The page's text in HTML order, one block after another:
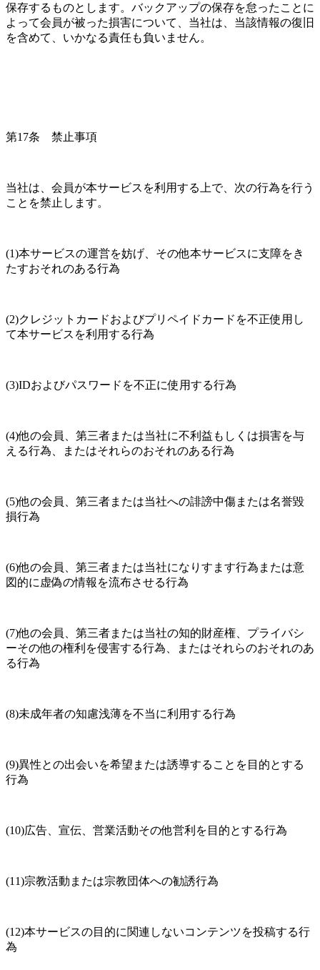
保存するものとします。バックアップの保存を怠ったことに
よって会員が被った損害について、当社は、当該情報の復旧
を含めて、いかなる責任も負いません。
第17条　禁止事項
当社は、会員が本サービスを利用する上で、次の行為を行う
ことを禁止します。
(1)本サービスの運営を妨げ、その他本サービスに支障をき
たすおそれのある行為
(2)クレジットカードおよびプリペイドカードを不正使用し
て本サービスを利用する行為
(3)IDおよびパスワードを不正に使用する行為
(4)他の会員、第三者または当社に不利益もしくは損害を与
える行為、またはそれらのおそれのある行為
(5)他の会員、第三者または当社への誹謗中傷または名誉毀
損行為
(6)他の会員、第三者または当社になりすます行為または意
図的に虚偽の情報を流布させる行為
(7)他の会員、第三者または当社の知的財産権、プライバシ
ーその他の権利を侵害する行為、またはそれらのおそれのあ
る行為
(8)未成年者の知慮浅薄を不当に利用する行為
(9)異性との出会いを希望または誘導することを目的とする
行為
(10)広告、宣伝、営業活動その他営利を目的とする行為
(11)宗教活動または宗教団体への勧誘行為
(12)本サービスの目的に関連しないコンテンツを投稿する行
為